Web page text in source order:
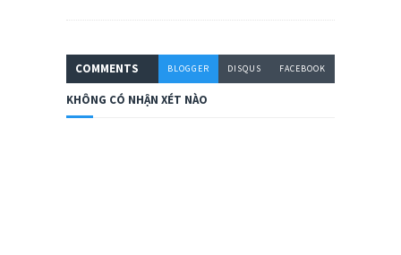
COMMENTS BLOGGER DISQUS FACEBOOK
KHÔNG CÓ NHẬN XÉT NÀO